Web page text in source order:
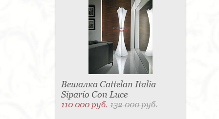
Вешалка Cattelan Italia
Sipario Con Luce
110 000 руб.132 000 руб.